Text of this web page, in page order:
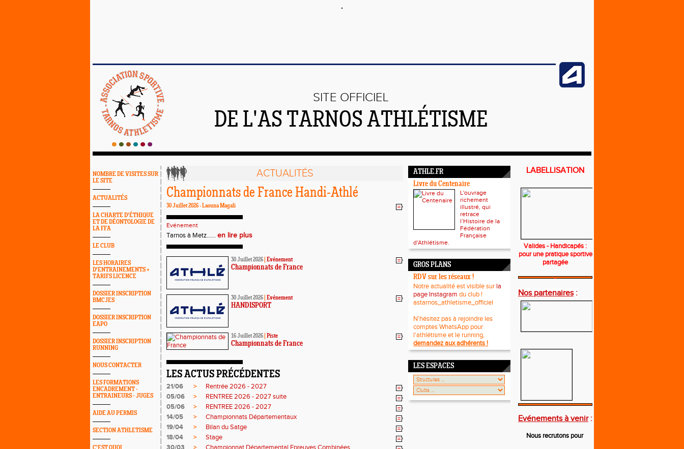
SITE OFFICIEL
DE L'AS TARNOS ATHLÉTISME
NOMBRE DE VISITES SUR
LE SITE
ACTUALITÉS
LA CHARTE D'ÉTHIQUE
ET DE DÉONTOLOGIE DE
LA FFA
LE CLUB
LES HORAIRES
D'ENTRAINEMENTS +
TARIFS LICENCE
DOSSIER INSCRIPTION
BMCJES
DOSSIER INSCRIPTION
EAPO
DOSSIER INSCRIPTION
RUNNING
NOUS CONTACTER
LES FORMATIONS
ENCADREMENT -
ENTRAINEURS - JUGES
AIDE AU PERMIS
SECTION ATHLETISME
ACTUALITÉS
Championnats de France Handi-Athlé
30 Juillet 2026 - Laouna Magali
Evénement
Tarnos à Metz...... en lire plus
30 Juillet 2026 Evénement
Championnats de France
30 Juillet 2026 Evénement
HANDISPORT
16 Juillet 2026 Piste
Championnats de France
LES ACTUS PRÉCÉDENTES
21/06 >
Rentrée 2026 - 2027
05/06
>
RENTREE 2026 - 2027 suite
05/06
>
RENTREE 2026 - 2027
14/05
>
Championnats Départementaux
19/04
>
Bilan du Satge
18/04
>
Stage
ATHLE.FR
Livre du Centenaire
L'ouvrage
richement
illustré, qui
retrace
l’Histoire de la
Fédération
Française
d'Athlétisme.
GROS PLANS
RDV sur les réseaux !
Notre actualité est visible sur la
page Instagram du club !
astarnos_athletisme_officiel
N'hésitez pas à rejoindre les
comptes WhatsApp pour
l'athlétisme et le running,
demandez aux adhérents !
LES ESPACES
LABELLISATION
Valides - Handicapés :
pour une pratique sportive
partagée
Nos partenaires:
Evénements à venir:
Nous recrutons pour